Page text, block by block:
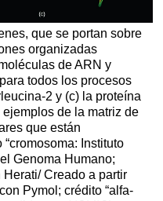
que se portan sobre
organizadas
de ARN y
todos los procesos
2 y (c) la proteína
de la matriz de
que están
Instituto
Genoma Humano;
Creado a partir
Pymol; crédito “alfa-